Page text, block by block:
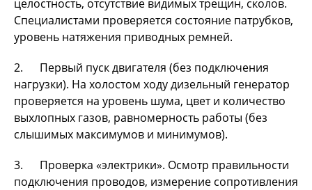
целостность, отсутствие видимых трещин, сколов.
Специалистами проверяется состояние патрубков,
уровень натяжения приводных ремней.
2. Первый пуск двигателя (без подключения
нагрузки). На холостом ходу дизельный генератор
проверяется на уровень шума, цвет и количество
выхлопных газов, равномерность работы (без
слышимых максимумов и минимумов).
3. Проверка «электрики». Осмотр правильности
подключения проводов, измерение сопротивления